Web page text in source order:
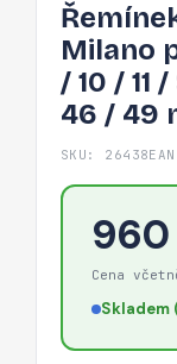
Milano
/ 10 / 11
46 / 49
SKU: 26438
960
Cena
Skladem